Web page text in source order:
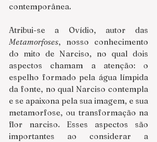
contemporânea.
Metamorfoses, nosso conhecimento
do mito de Narciso, no qual dois
aspectos chamam a atenção: o
espelho formado pela água límpida
da fonte, no qual Narciso contempla
e se apaixona pela sua imagem, e sua
metamorfose, ou transformação na
flor narciso. Esses aspectos são
importantes ao considerar a